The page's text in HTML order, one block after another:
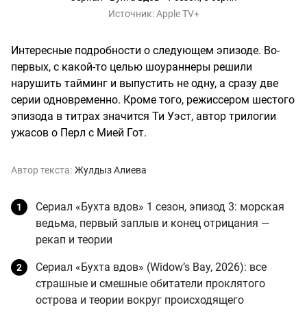
Источник:Apple TV+
Интересные подробности о следующем эпизоде. Во-
первых, с какой-то целью шоураннеры решили
нарушить тайминг и выпустить не одну, а сразу две
серии одновременно. Кроме того, режиссером шестого
эпизода в титрах значится Ти Уэст, автор трилогии
ужасов о Перл с Мией Гот.
Автор текста: Жулдыз Алиева
Сериал «Бухта вдов» 1 сезон, эпизод 3: морская
ведьма, первый заплыв и конец отрицания —
рекап и теории
Сериал «Бухта вдов» (Widow’s Bay, 2026): все
страшные и смешные обитатели проклятого
острова и теории вокруг происходящего